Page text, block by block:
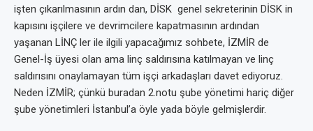
işten çıkarılmasının ardın dan, DİSK genel sekreterinin DİSK in
kapısını işçilere ve devrimcilere kapatmasının ardından
yaşanan LİNÇ ler ile ilgili yapacağımız sohbete, İZMİR de
Genel-İş üyesi olan ama linç saldırısına katılmayan ve linç
saldırısını onaylamayan tüm işçi arkadaşları davet ediyoruz.
Neden İZMİR; çünkü buradan 2.notu şube yönetimi hariç diğer
şube yönetimleri İstanbul’a öyle yada böyle gelmişlerdir.